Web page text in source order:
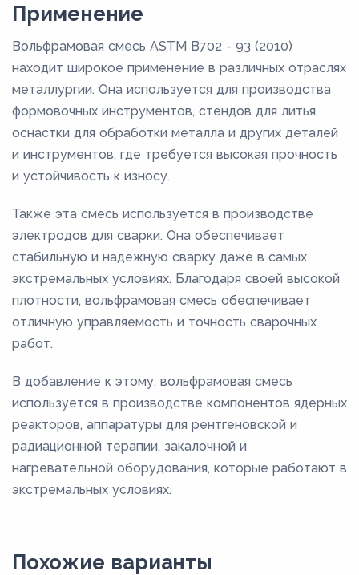
Применение
Вольфрамовая смесь ASTM B702 - 93 (2010)
находит широкое применение в различных отраслях
металлургии. Она используется для производства
формовочных инструментов, стендов для литья,
оснастки для обработки металла и других деталей
и инструментов, где требуется высокая прочность
и устойчивость к износу.
Также эта смесь используется в производстве
электродов для сварки. Она обеспечивает
стабильную и надежную сварку даже в самых
экстремальных условиях. Благодаря своей высокой
плотности, вольфрамовая смесь обеспечивает
отличную управляемость и точность сварочных
работ.
В добавление к этому, вольфрамовая смесь
используется в производстве компонентов ядерных
реакторов, аппаратуры для рентгеновской и
радиационной терапии, закалочной и
нагревательной оборудования, которые работают в
экстремальных условиях.
Похожие варианты